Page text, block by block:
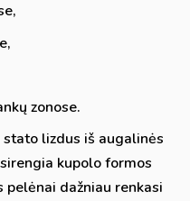
zonose.
stato lizdus iš augalinės
kupolo formos
dažniau renkasi